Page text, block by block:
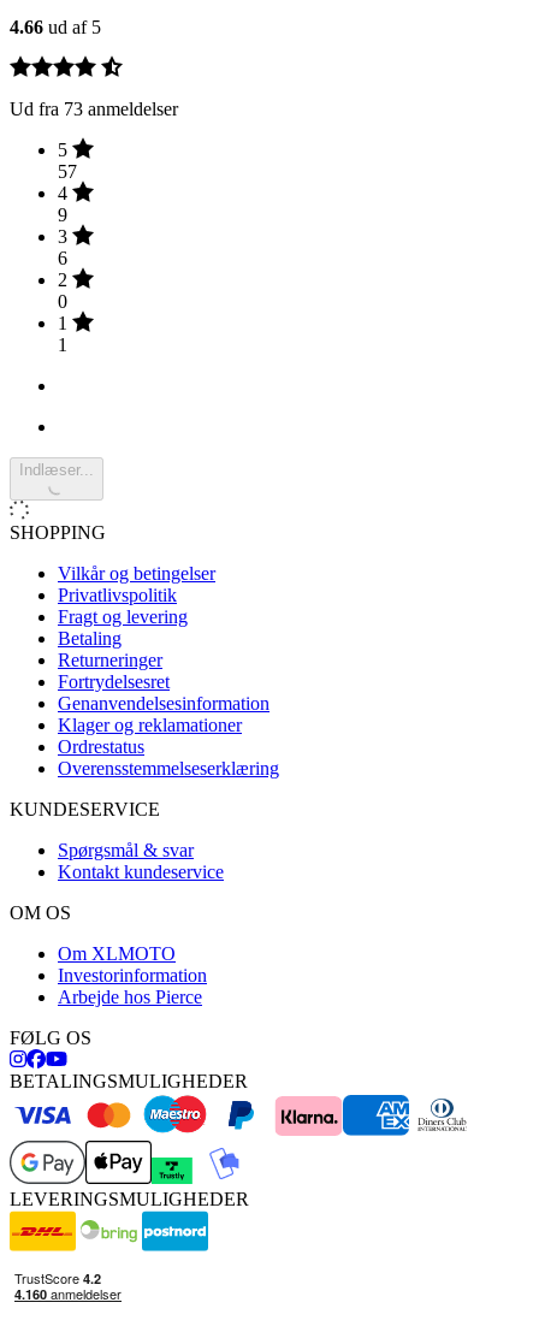
4.66 ud af 5
Ud fra 73 anmeldelser
5
57
4
9
3
6
2
0
1
1
Indlæser...
SHOPPING
Vilkår og betingelser
Privatlivspolitik
Fragt og levering
Betaling
Returneringer
Fortrydelsesret
Genanvendelsesinformation
Klager og reklamationer
Ordrestatus
Overensstemmelseserklæring
KUNDESERVICE
Spørgsmål & svar
Kontakt kundeservice
OM OS
Om XLMOTO
Investorinformation
Arbejde hos Pierce
FØLG OS
BETALINGSMULIGHEDER
LEVERINGSMULIGHEDER